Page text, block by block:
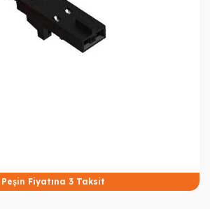
Peşin Fiyatına 3 Taksit